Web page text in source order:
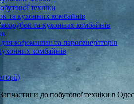
техніки
та кухонних комбайнів
та кухонних комбайнів
кофемашин та парогенераторів
комбайнів
до побутової техніки в